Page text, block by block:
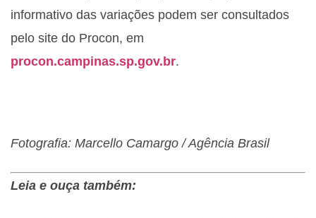
informativo das variações podem ser consultados
pelo site do Procon, em
procon.campinas.sp.gov.br.
Fotografia: Marcello Camargo / Agência Brasil
Leia e ouça também: